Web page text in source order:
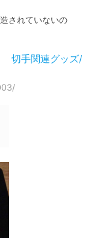
されていないの
切手関連グッズ/